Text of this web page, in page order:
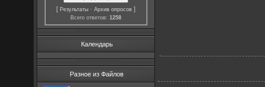
[Результаты ·Архив опросов ]
Всего ответов:1258
Календарь
Разное из Файлов